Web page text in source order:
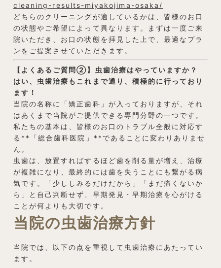
cleaning-results-miyakojima-osaka/
どちらのクリーニングが適しているかは、皆様のお口
の状態やご希望によって異なります。まずは一度ご来
院いただき、お口の状態を拝見した上で、最適なプラ
ンをご提案させていただきます。
【よくあるご質問②】虫歯治療はやっていますか？
はい、虫歯治療もこれまで通り、積極的に行っており
ます！
当院の名称に「矯正歯科」が入っておりますが、それ
はあくまで当院がご提供できる専門分野の一つです。
私たちの基本は、皆様のお口のトラブル全般に対応す
る**「総合歯科医院」**であることに変わりありませ
ん。
虫歯は、放置すればするほど歯を削る量が増え、治療
が複雑になり、最終的には歯を失うことにも繋がる病
気です。「少ししみるだけだから」「まだ痛くないか
ら」と自己判断せず、早期発見・早期治療を心がける
ことが何よりも大切です。
当院の虫歯治療方針
当院では、以下の点を重視して虫歯治療にあたってい
ます。